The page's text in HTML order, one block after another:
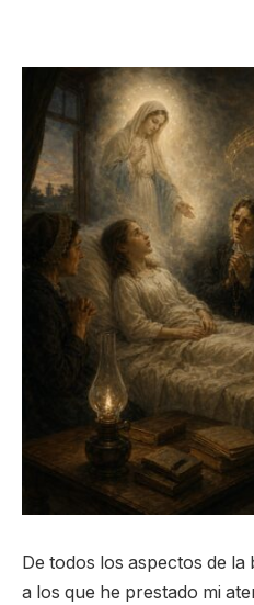
De todos los aspectos de
a los que he prestado mi